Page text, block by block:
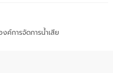
ค์การจัดการน้ำเสีย